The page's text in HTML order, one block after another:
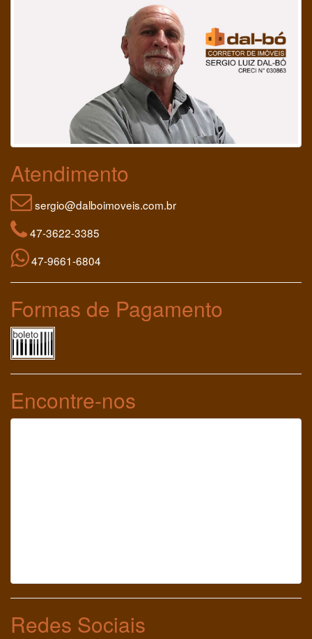
Atendimento
sergio@dalboimoveis.com.br
47-3622-3385
47-9661-6804
Formas de Pagamento
Encontre-nos
Redes Sociais